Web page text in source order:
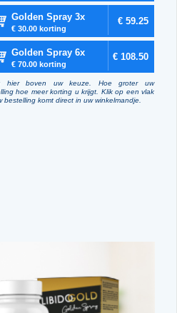
Golden Spray 3x
€ 30.00 korting
€ 59.25
Golden Spray 6x
€ 70.00 korting
€ 108.50
hier boven uw keuze. Hoe groter uw
hoe meer korting u krijgt. Klik op een vlak
bestelling komt direct in uw winkelmandje.